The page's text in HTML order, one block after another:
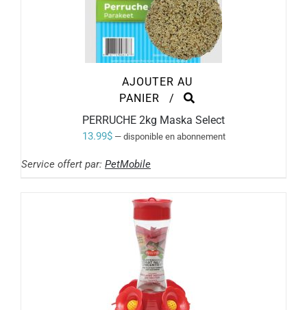
AJOUTER AU
PANIER
/
PERRUCHE 2kg Maska Select
13.99$ —disponible en abonnement
Service offert par: PetMobile